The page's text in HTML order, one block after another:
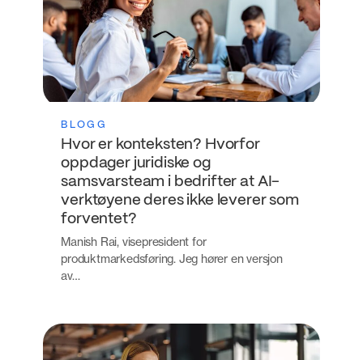
BLOGG
Hvor er konteksten? Hvorfor
oppdager juridiske og
samsvarsteam i bedrifter at AI-
verktøyene deres ikke leverer som
forventet?
Manish Rai, visepresident for
produktmarkedsføring. Jeg hører en versjon
av…